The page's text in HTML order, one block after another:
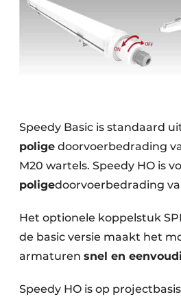
Speedy Basic is standaard
polige doorvoerbedrading
M20 wartels. Speedy HO is
poligedoorvoerbedrading
Het optionele koppelstuk
de basic versie maakt het
armaturen snel en
Speedy HO is op